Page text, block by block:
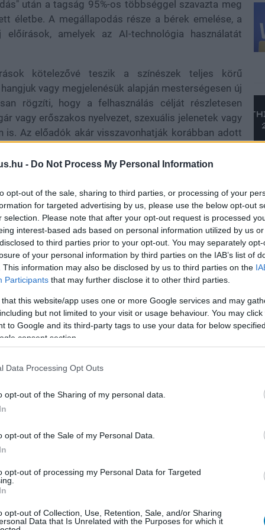
- Do Not Process My Personal Information
opt-out of the sale, sharing to third parties, or processing of your
for targeted advertising by us, please use the below opt-out
selection. Please note that after your opt-out request is processed
interest-based ads based on personal information utilized by us
to third parties prior to your opt-out. You may separately
of your personal information by third parties on the IAB’s list of
This information may also be disclosed by us to third parties on the
Participants that may further disclose it to other third parties.
that this website/app uses one or more Google services and may
but not limited to your visit or usage behaviour. You may
to Google and its third-party tags to use your data for below
consent section.
Data Processing Opt Outs
opt-out of the Sharing of my personal data.
opt-out of the Sale of my Personal Data.
opt-out of processing my Personal Data for Targeted
opt-out of Collection, Use, Retention, Sale, and/or Sharing
Data that Is Unrelated with the Purposes for which it
után a tagság 95%-os többséggel szavazta meg
életbe. A megállapodás része a bérek emelése, a
amelyek az AI-technológia használatát
kötelezővé teszik a színészek teljes körű
vagy megjelenésük alapján mesterségesen új
rögzíti, hogy a felhasználás célját részletesen
vagy erőszakos nyelvezet, szexuális jelenetek vagy
is. Az előadók akár visszavonhatják korábban adott
idején.
és biztonsági szempontból is fontos
próbáin és felvételein orvosi személyzet jelenléte
mutatványokra meghallgatások során, és pihenőidő
emellett külön díjazást kell fizetniük a mesterséges
felhasználásért, valamint a digitális replikák későbbi
nem mindenki elégedett. Egyes színészek -
Revolution egyik ikonikus hangja - kritizálták a
be kellően a tagságot a döntéshozatalba, és
sokan történelmi eredménynek tartják, hogy a
"sztrájkba küldhetik".
jön szembe GSO-n vagy a social médiában.
a legjobbakat,iratkozz fel hírlevelünkre!
és azt elfogadom.